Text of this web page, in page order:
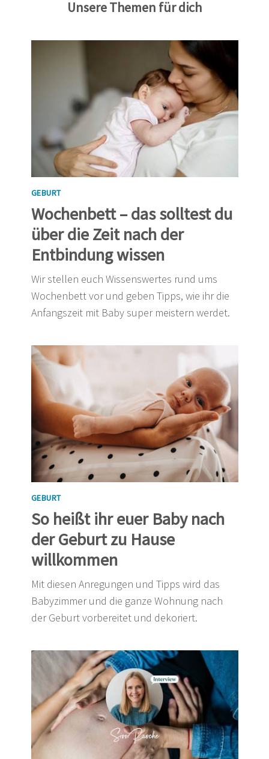
Unsere Themen für dich
GEBURT
Wochenbett – das solltest du
über die Zeit nach der
Entbindung wissen
Wir stellen euch Wissenswertes rund ums
Wochenbett vor und geben Tipps, wie ihr die
Anfangszeit mit Baby super meistern werdet.
GEBURT
So heißt ihr euer Baby nach
der Geburt zu Hause
willkommen
Mit diesen Anregungen und Tipps wird das
Babyzimmer und die ganze Wohnung nach
der Geburt vorbereitet und dekoriert.